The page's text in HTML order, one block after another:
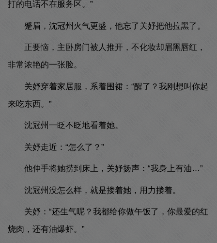
打的电话不在服务区。”
蹙眉，沈冠州火气更盛，他忘了关妤把他拉黑了。
正要恼，主卧房门被人推开，不化妆却眉黑唇红，
非常浓艳的一张脸。
关妤穿着家居服，系着围裙：“醒了？我刚想叫你起
来吃东西。”
沈冠州一眨不眨地看着她。
关妤走近：“怎么了？”
他伸手将她捞到床上，关妤扬声：“我身上有油…”
沈冠州没怎么样，就是搂着她，用力搂着。
关妤：“还生气呢？我都给你做午饭了，你最爱的红
烧肉，还有油爆虾。”